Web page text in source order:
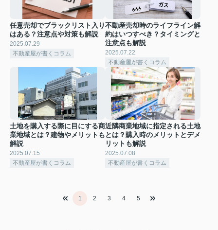
任意売却でブラックリスト入り
はある？注意点や対策も解説
2025.07.29
不動産屋が書くコラム
不動産売却時のライフライン解
約はいつすべき？タイミングと
注意点も解説
2025.07.22
不動産屋が書くコラム
土地を購入する際に目にする商
業地域とは？建物やメリットも
解説
2025.07.15
不動産屋が書くコラム
近隣商業地域に指定される土地
とは？購入時のメリットとデメ
リットも解説
2025.07.08
不動産屋が書くコラム
1 2 3 4 5